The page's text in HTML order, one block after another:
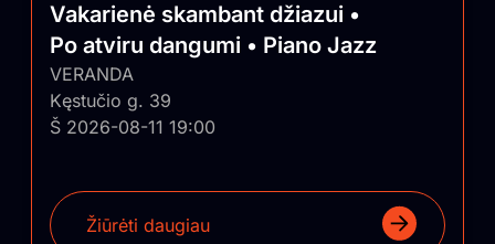
Vakarienė skambant džiazui •
Po atviru dangumi • Piano Jazz
VERANDA
Kęstučio g. 39
Š 2026-08-11 19:00
Žiūrėti daugiau